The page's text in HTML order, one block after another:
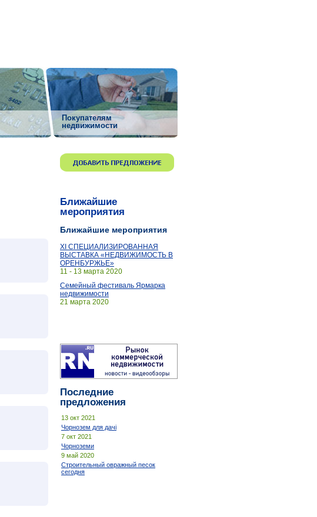
Покупателям
недвижимости
Ближайшие
мероприятия
Ближайшие мероприятия
ХI СПЕЦИАЛИЗИРОВАННАЯ
ВЫСТАВКА «НЕДВИЖИМОСТЬ В
ОРЕНБУРЖЬЕ»
11 - 13 марта 2020
Семейный фестиваль Ярмарка
недвижимости
21 марта 2020
Последние
предложения
13 окт 2021
Чорнозем для дачі
7 окт 2021
Чорноземи
9 май 2020
Строительный овражный песок
сегодня